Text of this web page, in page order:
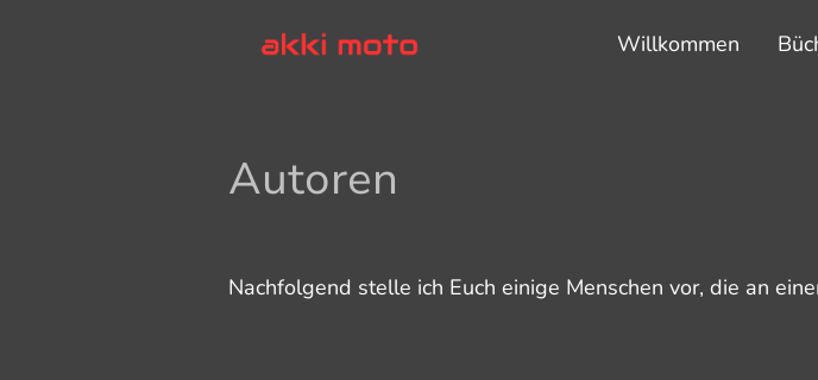
Willkommen
Autoren
Nachfolgend stelle ich Euch einige Menschen vor, die an